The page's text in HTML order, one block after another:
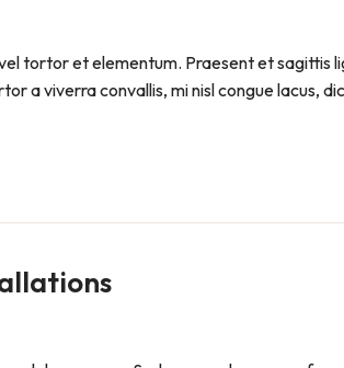
tortor et elementum. Praesent et sagittis
a viverra convallis, mi nisl congue lacus,